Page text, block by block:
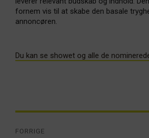
fornem vis til at skabe den basale
annoncøren.
Du kan se showet og alle de
FORRIGE